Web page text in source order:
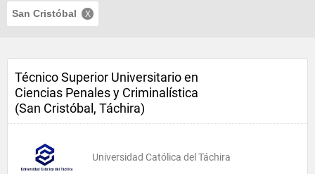
San Cristóbal
Técnico Superior Universitario en
Ciencias Penales y Criminalística
(San Cristóbal, Táchira)
Universidad Católica del Táchira